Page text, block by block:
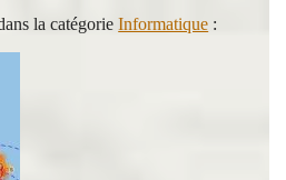
la catégorieInformatique :